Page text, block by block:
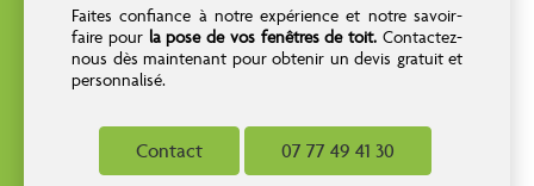
Faites confiance à notre expérience et notre savoir-
faire pour la pose de vos fenêtres de toit. Contactez-
nous dès maintenant pour obtenir un devis gratuit et
personnalisé.
Contact 07 77 49 41 30